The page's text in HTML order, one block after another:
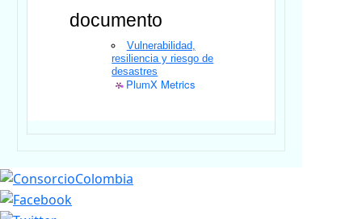
documento
Vulnerabilidad,
resiliencia y riesgo de
desastres
PlumX Metrics